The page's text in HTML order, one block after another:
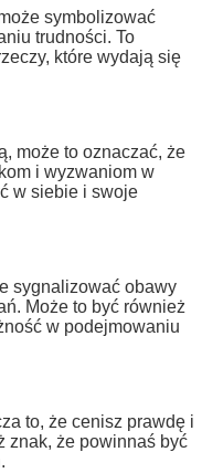
symbolizować
trudności. To
które wydają się
może to oznaczać, że
i wyzwaniom w
w siebie i swoje
sygnalizować obawy
Może to być również
w podejmowaniu
to, że cenisz prawdę i
znak, że powinnaś być